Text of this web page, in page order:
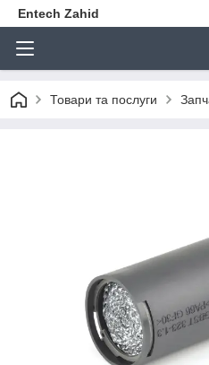
Entech Zahid
Товари та послуги